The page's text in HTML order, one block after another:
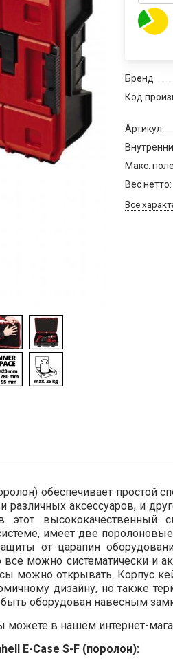
Бренд
Код
Артикул
Макс.
Вес нетто:
Все
обеспечивает простой
и различных аксессуаров, и
этот
имеет две
от царапин
можно систематически и
можно открывать. Корпус
дизайну, но также
оборудован навесным
можете в нашем интернет-
E-Case S-F (поролон):